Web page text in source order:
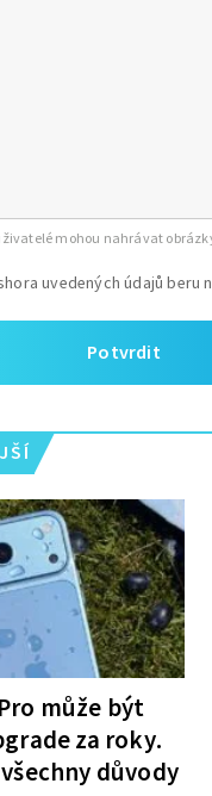
mohou nahrávat
Potvrdit
může být
za roky.
důvody